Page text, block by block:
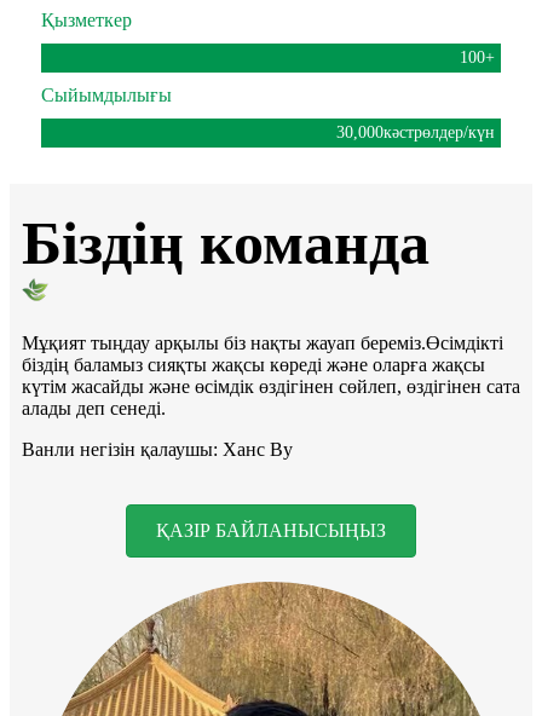
Қызметкер
100+
Сыйымдылығы
30,000кәстрөлдер/күн
Біздің команда
Мұқият тыңдау арқылы біз нақты жауап береміз.Өсімдікті
біздің баламыз сияқты жақсы көреді және оларға жақсы
күтім жасайды және өсімдік өздігінен сөйлеп, өздігінен сата
алады деп сенеді.
Ванли негізін қалаушы: Ханс Ву
ҚАЗІР БАЙЛАНЫСЫҢЫЗ